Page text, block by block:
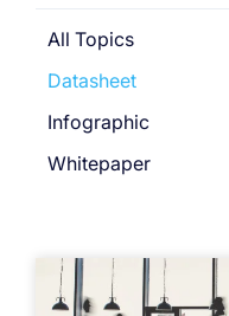
All Topics
Datasheet
Infographic
Whitepaper